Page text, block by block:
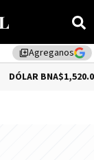
library_addAgreganos
$1,520.00